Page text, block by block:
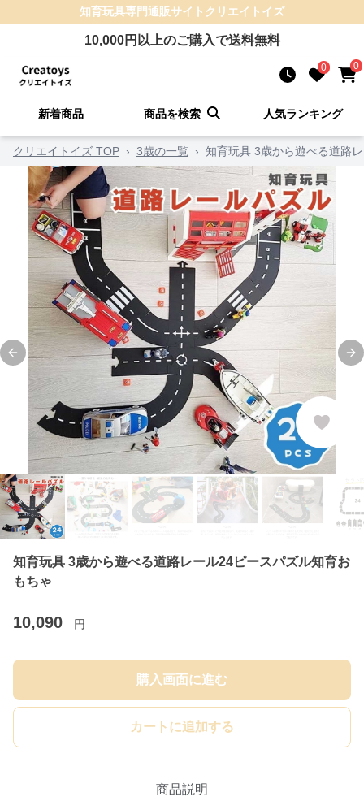
知育玩具専門通販サイト クリエイトイズ
10,000円以上のご購入で送料無料
0 0
新着商品 商品を検索 人気ランキング
クリエイトイズ TOP › 3歳の一覧 › 知育玩具 3歳から遊べる道路
Previous slide
知育玩具 3歳から遊べる道路レール24ピースパズル知育お
もちゃ
10,090 円
購入画面に進む
カートに追加する
商品説明